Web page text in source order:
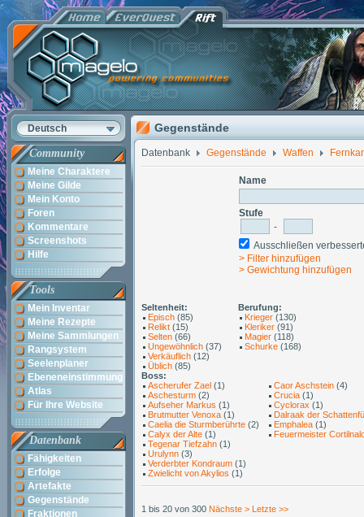
Deutsch
Community
Meine Charaktere
Meine Gilde
Mein Konto
Foren
Kommentare
Screenshots
Hilfe
Tools
Mein Inventar
Meine Rezepte
Meine Sammlungen
Rangsystem
Seelenplaner
Ebeneneinstimmung
Atlas
Für Ihre Website
Datenbank
Fähigkeiten
Erfolge
Artefakte
Gegenstände
Fraktionen
Gegenstände
Datenbank Gegenstände Waffen
Name
Stufe
-
Ausschließen
> Filter hinzufügen
> Gewichtung hinzufügen
Seltenheit:
Episch (85)
Relikt (15)
Selten (66)
Ungewöhnlich (37)
Verkäuflich (12)
Üblich (85)
Berufung:
Krieger (130)
Kleriker (91)
Magier (118)
Schurke (168)
Boss:
Ascherufer Zael (1)
Aschesturm (2)
Aufseher Markus (1)
Brutmutter Venoxa (1)
Caelia die Sturmberührte (2)
Calyx der Alte (1)
Caor Aschstein (4)
Crucia (1)
Cyclorax (1)
Dalraak der
Emphalea (1)
Feuermeister
Tegenar Tiefzahn (1)
Urulynn (3)
Verderbter Kondraum (1)
Zwielicht von Akylios (1)
1 bis 20 von 300 Nächste > Letzte >>